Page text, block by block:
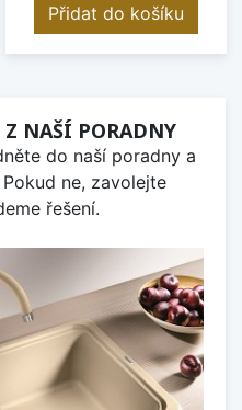
Přidat do košíku
NAŠÍ PORADNY
do naší poradny a
ne, zavolejte
řešení.